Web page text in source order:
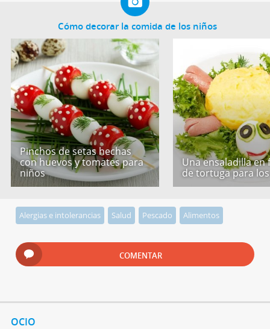
Cómo decorar la comida de los niños
Pinchos de setas hechas
con huevos y tomates para
niños
Una ensaladilla en
de tortuga para
Alergias e intolerancias Salud Pescado Alimentos
COMENTAR
OCIO